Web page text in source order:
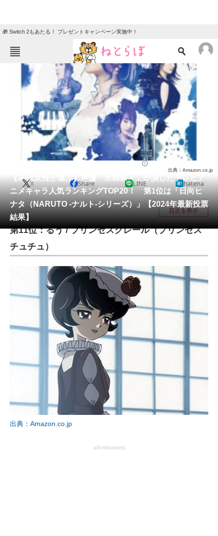
🎁 Switch 2もあたる！ プレゼントキャンペーン実施中！
ねとらぼメニュー
ニュース
クイズ
グルメ 地域
教育・育児
リサーチ
メディア
注目記事を集めた総合ページ
進化するPCとデバイスの未来
好きが集まる 比べて選べる
ビジネスと働き方のヒント
AI活用のいまが分かる
企業ITのトレンドを詳説
経営リーダーのコミュニティ
マーケ×ITの今がよく分かる
ITエンジニア向け専門サイト
企業向けIT製品の総合サイト
【30代女性が選ぶ】声優「水樹奈々」が演じたテレビア
ニメキャラ人気ランキングTOP20！ 第1位は「日向ヒ
ナタ（NARUTO -ナルト-シリーズ）」【2024年最新投票
結果】
出典：Amazon.co.jp
X Share LINE hatena
目次を表示
第11位：るう / プリンセスクレール（プリンセス
チュチュ）
出典：Amazon.co.jp
advertisement